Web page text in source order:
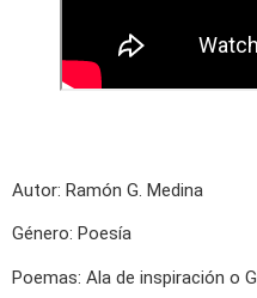
Autor: Ramón G. Medina
Género: Poesía
Poemas: Ala de inspiración o